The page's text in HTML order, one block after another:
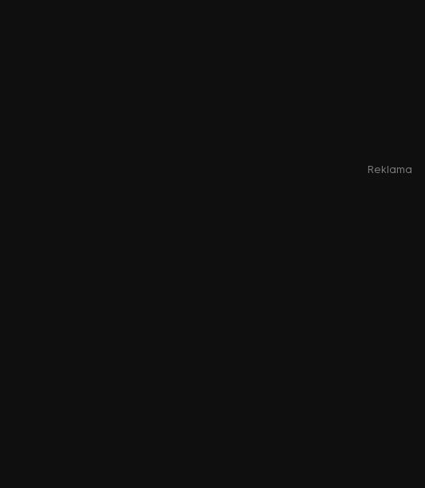
Reklama